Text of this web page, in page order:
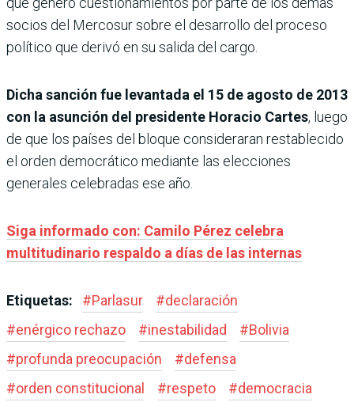
socios del Mercosur sobre el desarrollo del proceso
político que derivó en su salida del cargo.
Dicha sanción fue levantada el 15 de agosto de 2013
con la asunción del presidente Horacio Cartes, luego
de que los países del bloque consideraran restablecido
el orden democrático mediante las elecciones
generales celebradas ese año.
Siga informado con: Camilo Pérez celebra
multitudinario respaldo a días de las internas
Etiquetas: #Parlasur #declaración
#enérgico rechazo #inestabilidad #Bolivia
#profunda preocupación #defensa
#orden constitucional #respeto #democracia